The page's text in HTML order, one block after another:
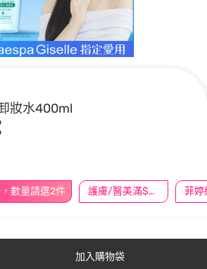
妝水400ml
數量請選2件 護膚/醫美滿$600送好禮
加入購物袋